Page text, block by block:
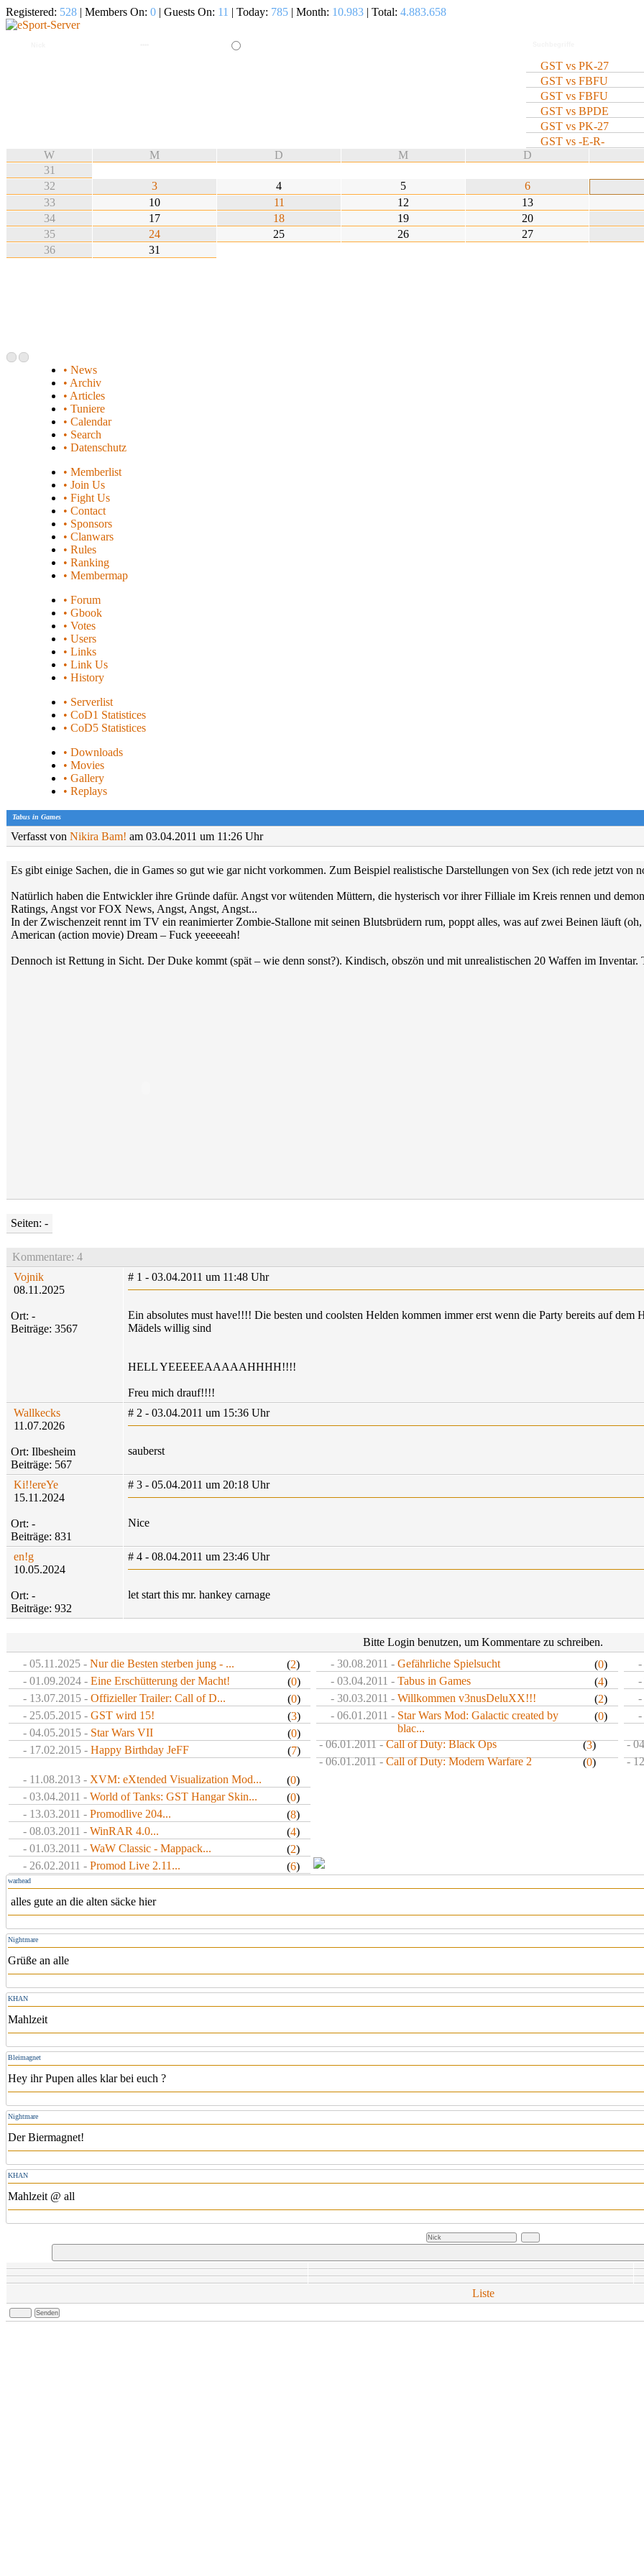
Registered: 528 | Members On: 0 | Guests On: 11 | Today: 785 | Month: 10.983 | Total: 4.883.658
GST vs PK-27
GST vs FBFU
GST vs FBFU
GST vs BPDE
GST vs PK-27
GST vs -E-R-
W
M D M D
31
32
3 4 5 6
33
10 11 12 13
34
17 18 19 20
35
24 25 26 27
36
31
• News
• Archiv
• Articles
• Tuniere
• Calendar
• Search
• Datenschutz
• Memberlist
• Join Us
• Fight Us
• Contact
• Sponsors
• Clanwars
• Rules
• Ranking
• Membermap
• Forum
• Gbook
• Votes
• Users
• Links
• Link Us
• History
• Serverlist
• CoD1 Statistices
• CoD5 Statistices
• Downloads
• Movies
• Gallery
• Replays
Tabus in Games
Verfasst von Nikira Bam! am 03.04.2011 um 11:26 Uhr
Es gibt einige Sachen, die in Games so gut wie gar nicht vorkommen. Zum Beispiel realistische Darstellungen von Sex (ich rede jetzt von
Natürlich haben die Entwickler ihre Gründe dafür. Angst vor wütenden Müttern, die hysterisch vor ihrer Filliale im Kreis rennen und
Ratings, Angst vor FOX News, Angst, Angst, Angst...
In der Zwischenzeit rennt im TV ein reanimierter Zombie-Stallone mit seinen Blutsbrüdern rum, poppt alles, was auf zwei Beinen läuft
American (action movie) Dream – Fuck yeeeeeah!
Dennoch ist Rettung in Sicht. Der Duke kommt (spät – wie denn sonst?). Kindisch, obszön und mit unrealistischen 20 Waffen im Inventar.
Seiten: -
Kommentare: 4
Vojnik
08.11.2025
Ort: -
Beiträge: 3567
# 1 - 03.04.2011 um 11:48 Uhr
Ein absolutes must have!!!! Die besten und coolsten Helden kommen immer erst wenn die Party bereits auf
Mädels willig sind
HELL YEEEEEAAAAAHHHH!!!!
Freu mich drauf!!!!
Wallkecks
11.07.2026
Ort: Ilbesheim
Beiträge: 567
# 2 - 03.04.2011 um 15:36 Uhr
sauberst
Ki!!ereYe
15.11.2024
Ort: -
Beiträge: 831
# 3 - 05.04.2011 um 20:18 Uhr
Nice
en!g
10.05.2024
Ort: -
Beiträge: 932
# 4 - 08.04.2011 um 23:46 Uhr
let start this mr. hankey carnage
Bitte Login benutzen, um Kommentare zu schreiben.
- 05.11.2025 - Nur die Besten sterben jung - ... (2)
- 01.09.2024 - Eine Erschütterung der Macht! (0)
- 13.07.2015 - Offizieller Trailer: Call of D... (0)
- 25.05.2015 - GST wird 15! (3)
- 04.05.2015 - Star Wars VII (0)
- 17.02.2015 - Happy Birthday JeFF (7)
- 30.08.2011 - Gefährliche Spielsucht (0)
- 03.04.2011 - Tabus in Games (4)
- 30.03.2011 - Willkommen v3nusDeluXX!!! (2)
- 06.01.2011 - Star Wars Mod: Galactic created by
blac...
(0)
- 06.01.2011 - Call of Duty: Black Ops (3)
- 06.01.2011 - Call of Duty: Modern Warfare 2 (0)
-
-
-
-
-
-
- 11.08.2013 - XVM: eXtended Visualization Mod... (0)
- 03.04.2011 - World of Tanks: GST Hangar Skin... (0)
- 13.03.2011 - Promodlive 204... (8)
- 08.03.2011 - WinRAR 4.0... (4)
- 01.03.2011 - WaW Classic - Mappack... (2)
- 26.02.2011 - Promod Live 2.11... (6)
warhead
alles gute an die alten säcke hier
Nightmare
Grüße an alle
KHAN
Mahlzeit
Bleimagnet
Hey ihr Pupen alles klar bei euch ?
Nightmare
Der Biermagnet!
KHAN
Mahlzeit @ all
Liste